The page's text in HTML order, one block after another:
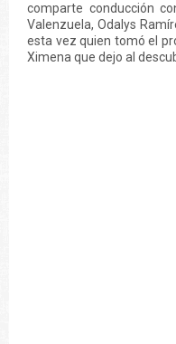
comparte conducción
Valenzuela, Odalys
esta vez quien tomó el
Ximena que dejo al